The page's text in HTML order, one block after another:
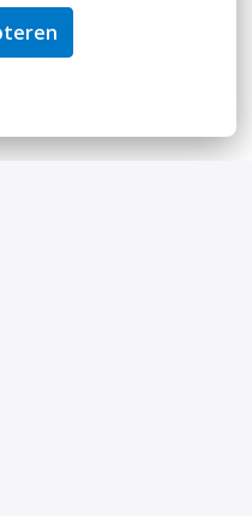
laten fietsen.
hebt, kun je contact